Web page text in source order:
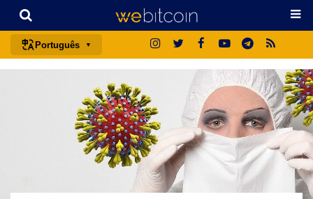
Português
español
français